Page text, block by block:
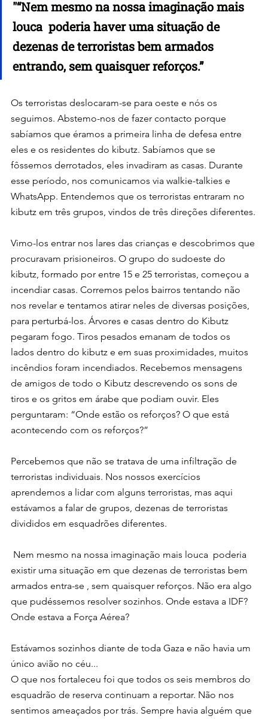
"“Nem mesmo na nossa imaginação mais
louca  poderia haver uma situação de
dezenas de terroristas bem armados
entrando, sem quaisquer reforços.”
Os terroristas deslocaram-se para oeste e nós os
seguimos. Abstemo-nos de fazer contacto porque
sabíamos que éramos a primeira linha de defesa entre
eles e os residentes do kibutz. Sabíamos que se
fôssemos derrotados, eles invadiram as casas. Durante
esse período, nos comunicamos via walkie-talkies e
WhatsApp. Entendemos que os terroristas entraram no
kibutz em três grupos, vindos de três direções diferentes.
Vimo-los entrar nos lares das crianças e descobrimos que
procuravam prisioneiros. O grupo do sudoeste do
kibutz, formado por entre 15 e 25 terroristas, começou a
incendiar casas. Corremos pelos bairros tentando não
nos revelar e tentamos atirar neles de diversas posições,
para perturbá-los. Árvores e casas dentro do Kibutz
pegaram fogo. Tiros pesados ​​emanam de todos os
lados dentro do kibutz e em suas proximidades, muitos
incêndios foram incendiados. Recebemos mensagens
de amigos de todo o Kibutz descrevendo os sons de
tiros e os gritos em árabe que podiam ouvir. Eles
perguntaram: “Onde estão os reforços? O que está
acontecendo com os reforços?”
Percebemos que não se tratava de uma infiltração de
terroristas individuais. Nos nossos exercícios
aprendemos a lidar com alguns terroristas, mas aqui
estávamos a falar de grupos, dezenas de terroristas
divididos em esquadrões diferentes.
existir uma situação em que dezenas de terroristas bem
armados entra-se , sem quaisquer reforços. Não era algo
que pudéssemos resolver sozinhos. Onde estava a IDF?
Onde estava a Força Aérea?
Estávamos sozinhos diante de toda Gaza e não havia um
único avião no céu...
O que nos fortaleceu foi que todos os seis membros do
esquadrão de reserva continuam a reportar. Não nos
sentimos ameaçados por trás. Sempre havia alguém que